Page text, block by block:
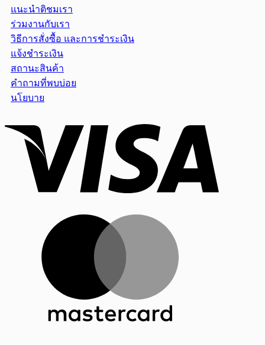
แนะนำติชมเรา
ร่วมงานกับเรา
วิธีการสั่งซื้อ และการชำระเงิน
แจ้งชำระเงิน
สถานะสินค้า
คำถามที่พบบ่อย
นโยบาย